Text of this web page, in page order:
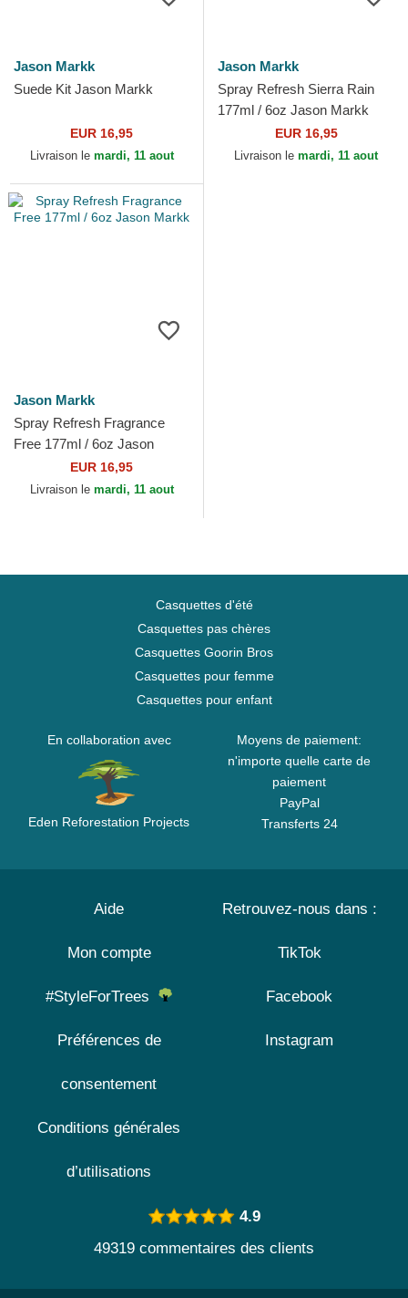
Jason Markk
Suede Kit Jason Markk
EUR 16,95
Livraison le mardi, 11 aout
Jason Markk
Spray Refresh Sierra Rain
177ml / 6oz Jason Markk
EUR 16,95
Livraison le mardi, 11 aout
Jason Markk
Spray Refresh Fragrance
Free 177ml / 6oz Jason
EUR 16,95
Livraison le mardi, 11 aout
Casquettes d'été
Casquettes pas chères
Casquettes Goorin Bros
Casquettes pour femme
Casquettes pour enfant
En collaboration avec
Eden Reforestation Projects
Moyens de paiement:
n'importe quelle carte de
paiement
PayPal
Transferts 24
Aide
Mon compte
#StyleForTrees
Préférences de
consentement
Conditions générales
d’utilisations
Retrouvez-nous dans :
TikTok
Facebook
Instagram
4.9
49319 commentaires des clients